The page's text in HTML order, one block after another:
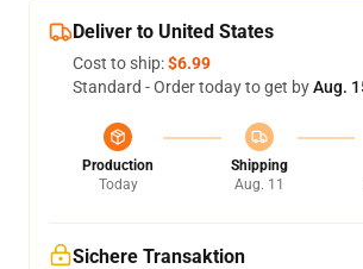
Deliver to United States
Cost to ship:$6.99
Standard - Order today to get byAug.
Production
Today
Shipping
Aug. 11
Sichere Transaktion